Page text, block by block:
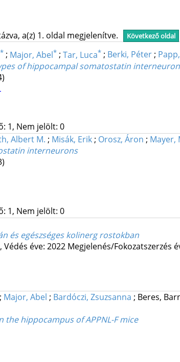
a(z) 1. oldal megjelenítve. Következő oldal
* ; Major, Abel* ; Tar, Luca* ; Berki, Péter;
of hippocampal somatostatin
1, Nem jelölt: 0
Albert M. ; Misák, Erik ; Orosz, Áron ; Mayer,
interneurons
1, Nem jelölt: 0
és egészséges kolinerg rostokban
Védés éve: 2022 Megjelenés/Fokozatszerzés
; Major, Abel ; Bardóczi, Zsuzsanna ; Beres,
hippocampus of APPNL-F mice